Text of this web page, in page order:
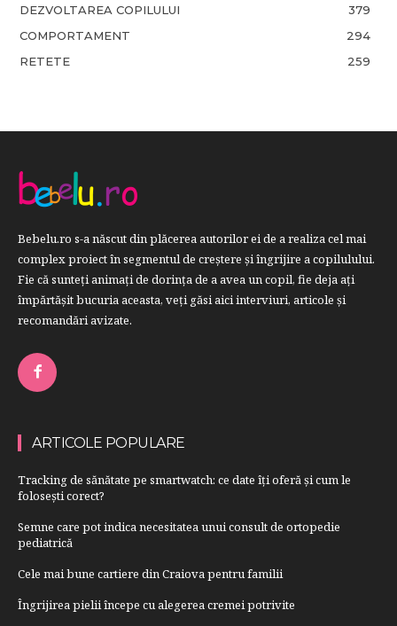
DEZVOLTAREA COPILULUI
379
COMPORTAMENT
294
RETETE
259
Bebelu.ro s-a născut din plăcerea autorilor ei de a realiza cel mai
complex proiect în segmentul de creştere şi îngrijire a copilulului.
Fie că sunteţi animaţi de dorinţa de a avea un copil, fie deja aţi
împărtăşit bucuria aceasta, veți găsi aici interviuri, articole şi
recomandări avizate.
ARTICOLE POPULARE
Tracking de sănătate pe smartwatch: ce date îți oferă și cum le
folosești corect?
Semne care pot indica necesitatea unui consult de ortopedie
pediatrică
Cele mai bune cartiere din Craiova pentru familii
Îngrijirea pielii începe cu alegerea cremei potrivite